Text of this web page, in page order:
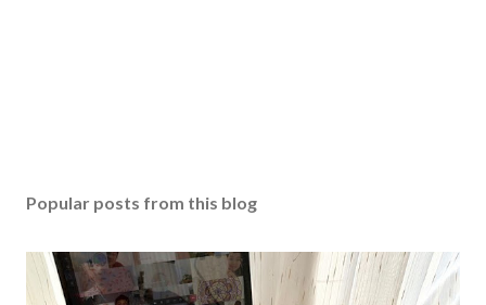
Popular posts from this blog